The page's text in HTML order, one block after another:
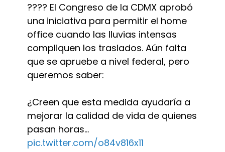
???? El Congreso de la CDMX aprobó
una iniciativa para permitir el home
office cuando las lluvias intensas
compliquen los traslados. Aún falta
que se apruebe a nivel federal, pero
queremos saber:
¿Creen que esta medida ayudaría a
mejorar la calidad de vida de quienes
pasan horas…
pic.twitter.com/o84v816x11